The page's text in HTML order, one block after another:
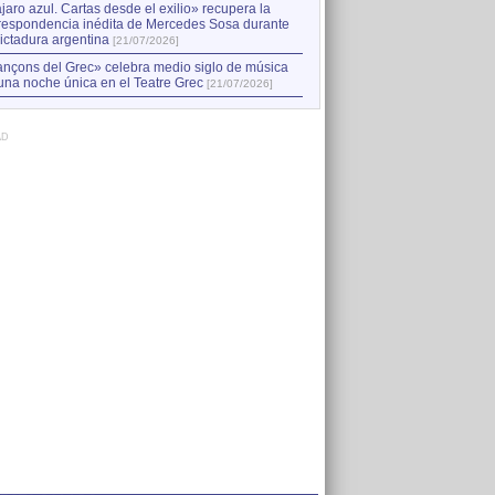
azul. Cartas desde el exilio» recupera la
inédita de Mercedes Sosa durante
argentina [21/07/2026]
del Grec» celebra medio siglo de música
noche única en el Teatre Grec [21/07/2026]